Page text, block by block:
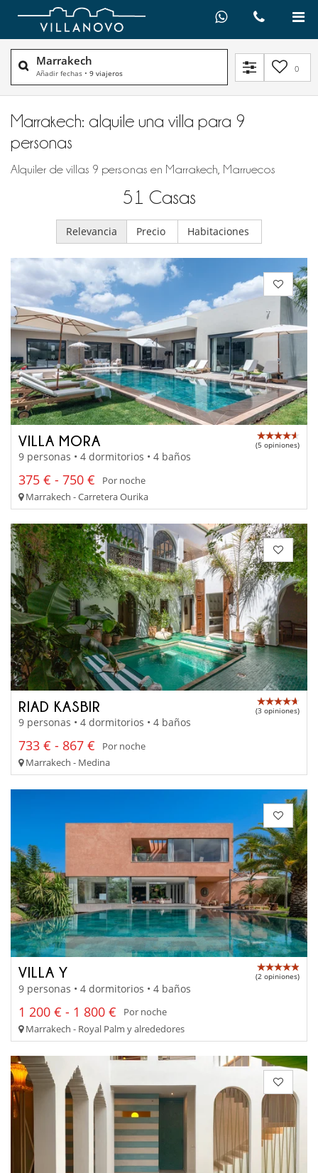
Marrakech
Añadir fechas • 9 viajeros 0
Marrakech: alquile una villa para 9
personas
Alquiler de villas 9 personas en Marrakech, Marruecos
51 Casas
Relevancia Precio Habitaciones
VILLA MORA (5 opiniones)
9 personas • 4 dormitorios • 4 baños
375 € - 750 €
Por noche
Marrakech - Carretera Ourika
RIAD KASBIR (3 opiniones)
9 personas • 4 dormitorios • 4 baños
733 € - 867 €
Por noche
Marrakech - Medina
VILLA Y (2 opiniones)
9 personas • 4 dormitorios • 4 baños
1 200 € - 1 800 €
Por noche
Marrakech - Royal Palm y alrededores